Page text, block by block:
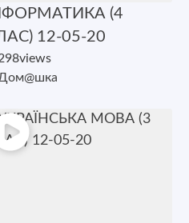
(4
12-05-20
views